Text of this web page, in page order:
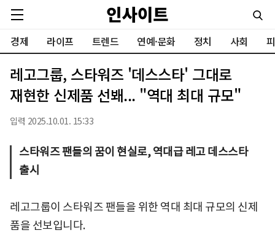
경제 라이프 트렌드 연예·문화 정치 사회
레고그룹, 스타워즈 '데스스타' 그대로
재현한 신제품 선봬... "역대 최대 규모"
입력 2025.10.01. 15:33
스타워즈 팬들의 꿈이 현실로, 역대급 레고 데스스타
출시
레고그룹이 스타워즈 팬들을 위한 역대 최대 규모의 신제
품을 선보입니다.